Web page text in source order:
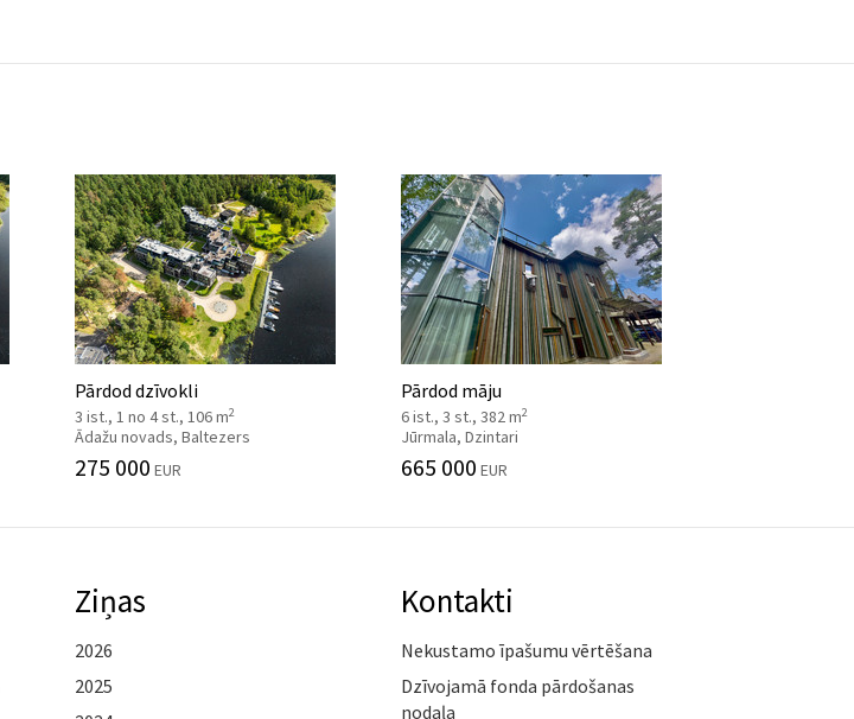
Pārdod dzīvokli
3 ist., 1 no 4 st., 106 m2
Ādažu novads, Baltezers
275 000 EUR
Pārdod māju
6 ist., 3 st., 382 m2
Jūrmala, Dzintari
665 000 EUR
Ziņas
2026
2025
Kontakti
Nekustamo īpašumu vērtēšana
Dzīvojamā fonda pārdošanas
nodaļa